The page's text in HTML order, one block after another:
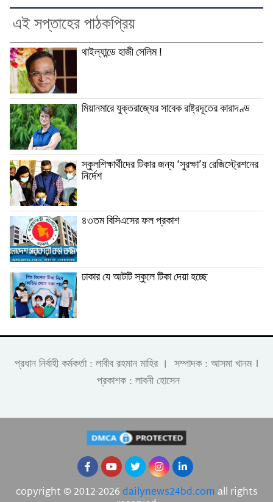
এই সপ্তাহের পাঠকপ্রিয়
থাইল্যান্ডে হাজী সেলিম !
মিয়ানমারে যুক্তরাজ্যের সাবেক রাষ্ট্রদূতের কারাদণ্ড
স্কুলশিক্ষার্থীদের টিকার জন্য ‘সুরক্ষা’য় রেজিস্ট্রেশনের
নির্দেশ
৪৩তম বিসিএসের ফল প্রকাশ
ঢাকার যে আটটি স্কুলে টিকা দেয়া হচ্ছে
প্রধান নির্বাহী কর্মকর্তা : লাবীব রহমান মাহির । সম্পাদক : আসমা খানম ।
প্রকাশক : লাবনী হোসেন
copyright © 2012-2026dailynews24bd.com all rights